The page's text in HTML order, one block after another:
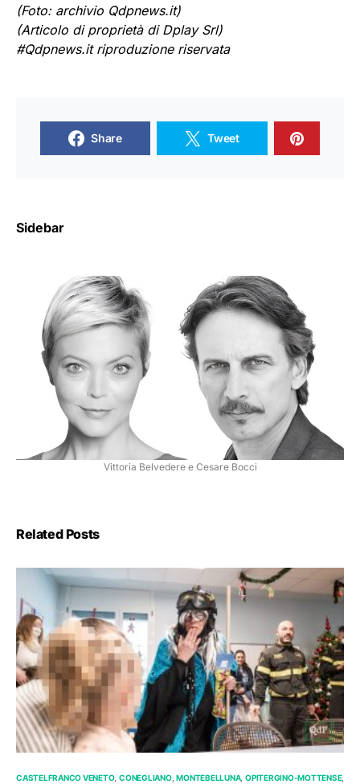
(Foto: archivio Qdpnews.it)
(Articolo di proprietà di Dplay Srl)
#Qdpnews.it riproduzione riservata
Share Tweet
Sidebar
Vittoria Belvedere e Cesare Bocci
Related Posts
CASTELFRANCO VENETO CONEGLIANO MONTEBELLUNA OPITERGINO-MOTTENSE